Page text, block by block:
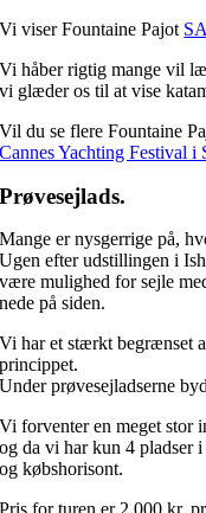
Vi viser Fountaine Pajot
Vi håber rigtig mange vil
vi glæder os til at vise
Vil du se flere Fountaine
Cannes Yachting Festival i
Prøvesejlads.
Mange er nysgerrige på,
Ugen efter udstillingen i
være mulighed for sejle
nede på siden.
Vi har et stærkt begrænset
princippet.
Under prøvesejladserne
Vi forventer en meget stor
og da vi har kun 4 pladser
og købshorisont.
Pris for turen er 2.000 kr.